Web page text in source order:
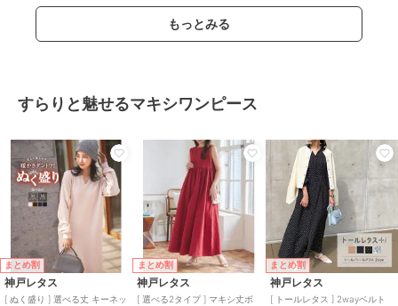
もっとみる
すらりと魅せるマキシワンピース
まとめ割
神戸レタス
[ ぬく盛り ] 選べる丈 キーネッ
まとめ割
神戸レタス
[ 選べる2タイプ ] マキシ丈ボ
まとめ割
神戸レタス
[ トールレタス ] 2wayベルト